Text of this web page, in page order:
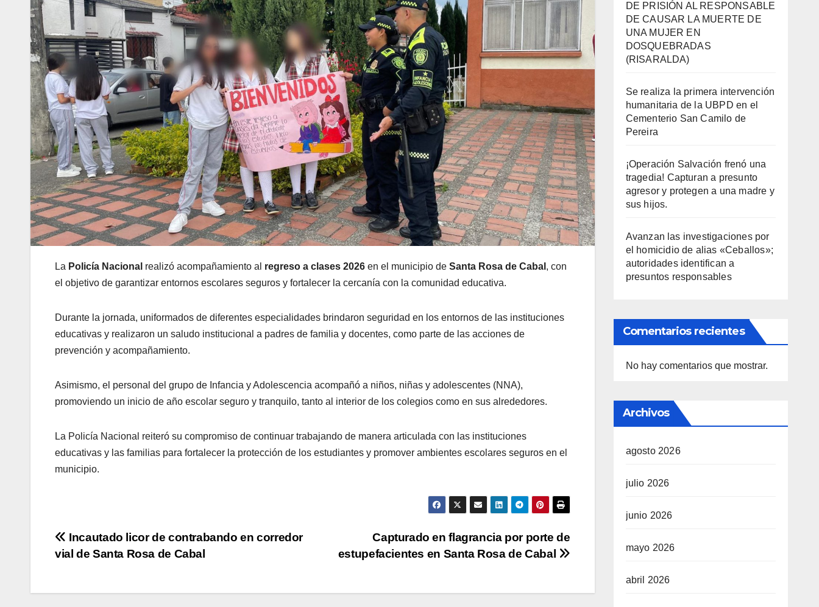
La Policía Nacional realizó acompañamiento al regreso a clases 2026 en el municipio de Santa Rosa de Cabal , con
el objetivo de garantizar entornos escolares seguros y fortalecer la cercanía con la comunidad educativa.
Durante la jornada, uniformados de diferentes especialidades brindaron seguridad en los entornos de las instituciones
educativas y realizaron un saludo institucional a padres de familia y docentes, como parte de las acciones de
prevención y acompañamiento.
Asimismo, el personal del grupo de Infancia y Adolescencia acompañó a niños, niñas y adolescentes (NNA),
promoviendo un inicio de año escolar seguro y tranquilo, tanto al interior de los colegios como en sus alrededores.
La Policía Nacional reiteró su compromiso de continuar trabajando de manera articulada con las instituciones
educativas y las familias para fortalecer la protección de los estudiantes y promover ambientes escolares seguros en el
municipio.
Navegación
entradas
Capturado en flagrancia por porte de
estupefacientes en Santa Rosa de Cabal
Incautado licor de contrabando en corredor
vial de Santa Rosa de Cabal
DE PRISIÓN AL RESPONSABLE
DE CAUSAR LA MUERTE DE
UNA MUJER EN
DOSQUEBRADAS
(RISARALDA)
Se realiza la primera intervención
humanitaria de la UBPD en el
Cementerio San Camilo de
Pereira
¡Operación Salvación frenó una
tragedia! Capturan a presunto
agresor y protegen a una madre y
sus hijos.
Avanzan las investigaciones por
el homicidio de alias «Ceballos»;
autoridades identifican a
presuntos responsables
Comentarios recientes
No hay comentarios que mostrar.
Archivos
agosto 2026
julio 2026
junio 2026
mayo 2026
abril 2026